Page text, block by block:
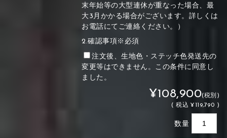
末年始等の大型連休が重なった場合、最
大3月かかる場合がございます。詳しくは
お電話にてご連絡ください。）
2.確認事項※必須
注文後、生地色・ステッチ色発送先の
変更等はできません。この条件に同意し
ました。
¥108,900(税別)
(税込 ¥119,790 )
数量